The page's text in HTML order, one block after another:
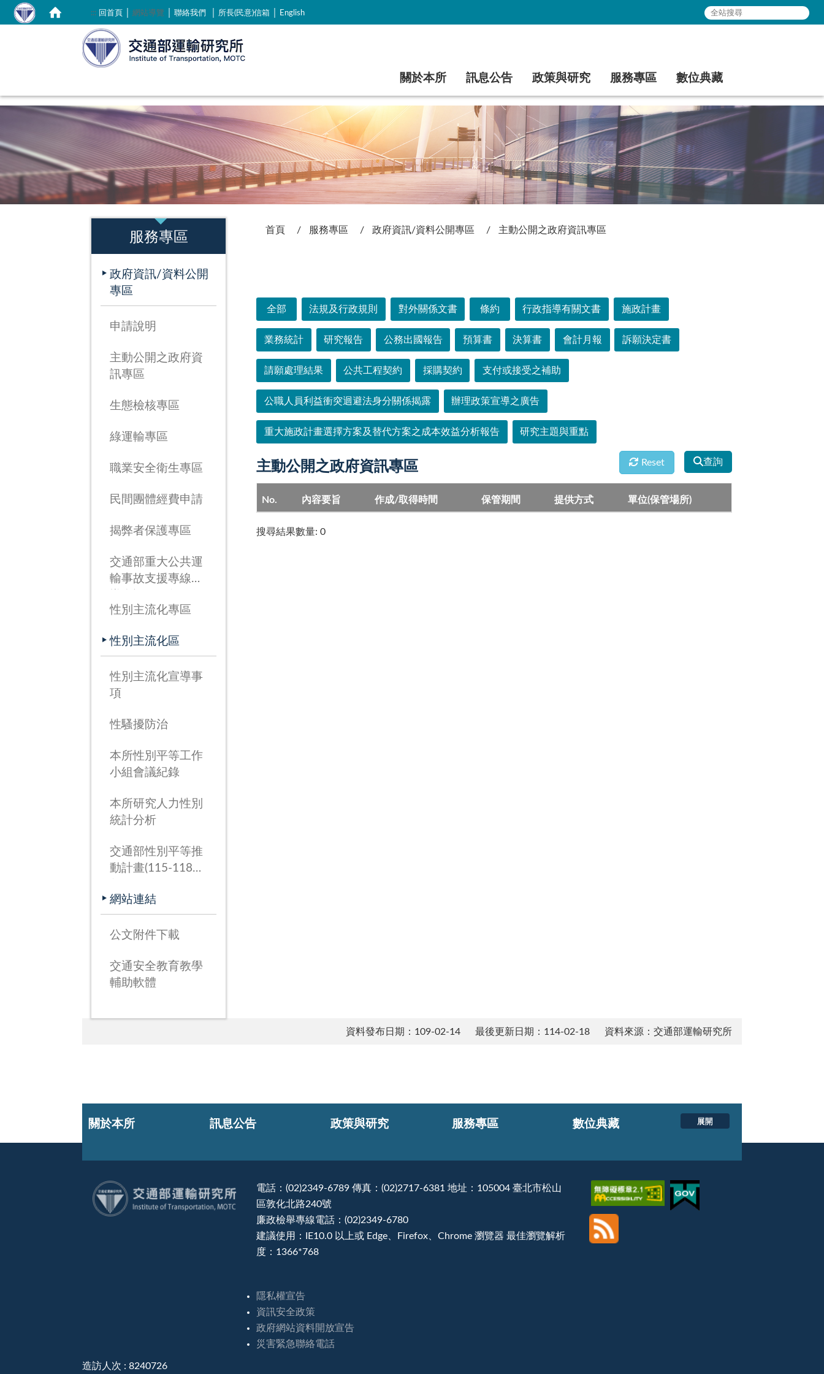
::: 回首頁｜ 網站導覽 聯絡我們｜ 所長(民意)信箱｜ English
關於本所 訊息公告 政策與研究 服務專區 數位典藏
服務專區
政府資訊/資料公開
專區
申請說明
主動公開之政府資
訊專區
生態檢核專區
綠運輸專區
職業安全衛生專區
民間團體經費申請
揭弊者保護專區
交通部重大公共運
輸事故支援專線宣
26日啟用)
性別主流化專區
性別主流化區
性別主流化宣導事
項
性騷擾防治
本所性別平等工作
小組會議紀錄
本所研究人力性別
統計分析
交通部性別平等推
動計畫(115-118
網站連結
公文附件下載
交通安全教育教學
輔助軟體
首頁 服務專區 政府資訊/資料公開專區 主動公開之政府資訊專區
全部 法規及行政規則 對外關係文書 條約 行政指導有關文書 施政計畫
業務統計 研究報告 公務出國報告 預算書 決算書 會計月報 訴願決定書
請願處理結果 公共工程契約 採購契約 支付或接受之補助
公職人員利益衝突迴避法身分關係揭露 辦理政策宣導之廣告
重大施政計畫選擇方案及替代方案之成本效益分析報告 研究主題與重點
查詢
Reset
主動公開之政府資訊專區
No. 內容要旨 作成/取得時間 保管期間 提供方式 單位(保管場所)
搜尋結果數量: 0
資料發布日期：109-02-14 最後更新日期：114-02-18 資料來源：交通部運輸研究所
展開
關於本所 訊息公告 政策與研究 服務專區 數位典藏
電話：(02)2349-6789 傳真：(02)2717-6381 地址：105004 臺北市松山
區敦化北路240號
廉政檢舉專線電話：(02)2349-6780
建議使用：IE10.0 以上或 Edge、Firefox、Chrome 瀏覽器 最佳瀏覽解析
度：1366*768
隱私權宣告
資訊安全政策
政府網站資料開放宣告
災害緊急聯絡電話
造訪人次 : 8240726